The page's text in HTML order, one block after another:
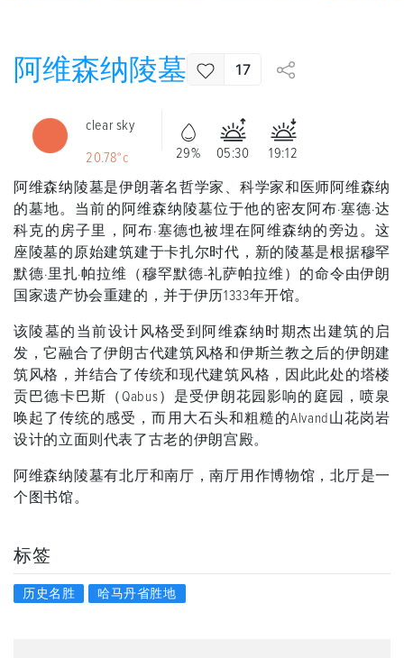
阿维森纳陵墓 17
clear sky
20.78°c
29% 05:30
19:12
阿维森纳陵墓是伊朗著名哲学家、科学家和医师阿维森纳
的墓地。当前的阿维森纳陵墓位于他的密友阿布·塞德·达
科克的房子里，阿布·塞德也被埋在阿维森纳的旁边。这
座陵墓的原始建筑建于卡扎尔时代，新的陵墓是根据穆罕
默德·里扎·帕拉维（穆罕默德-礼萨帕拉维）的命令由伊朗
国家遗产协会重建的，并于伊历1333年开馆。
该陵墓的当前设计风格受到阿维森纳时期杰出建筑的启
发，它融合了伊朗古代建筑风格和伊斯兰教之后的伊朗建
筑风格，并结合了传统和现代建筑风格，因此此处的塔楼
贡巴德卡巴斯（Qabus）是受伊朗花园影响的庭园，喷泉
唤起了传统的感受，而用大石头和粗糙的Alvand山花岗岩
设计的立面则代表了古老的伊朗宫殿。
阿维森纳陵墓有北厅和南厅，南厅用作博物馆，北厅是一
个图书馆。
标签
历史名胜 哈马丹省胜地